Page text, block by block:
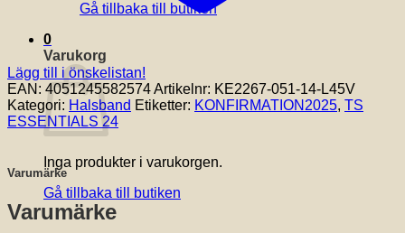
Gå tillbaka till butiken
0
Varukorg
Inga produkter i varukorgen.
Gå tillbaka till butiken
Lägg till i önskelistan!
EAN: 4051245582574Artikelnr: KE2267-051-14-L45V
Kategori: Halsband Etiketter: KONFIRMATION2025, TS
ESSENTIALS 24
Varumärke
Varumärke